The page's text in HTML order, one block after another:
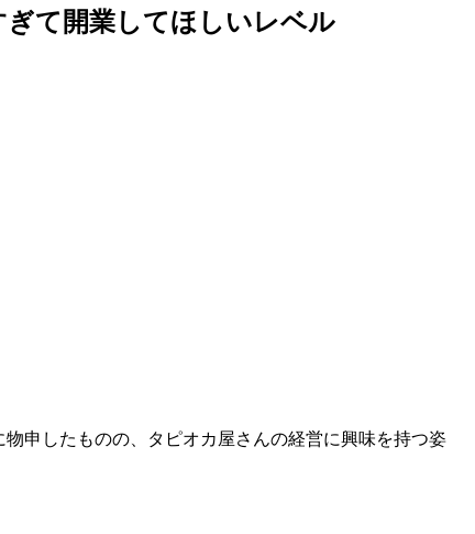
ぎて開業してほしいレベル
申したものの、タピオカ屋さんの経営に興味を持つ姿